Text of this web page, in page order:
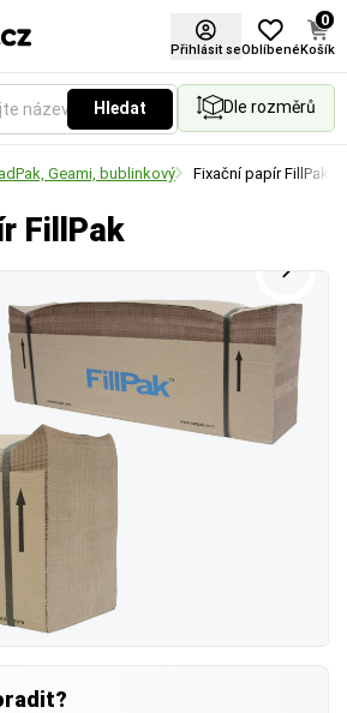
Přihlásit seOblíbené
0
Košík
Hledat Dle rozměrů
Geami, bublinkový Fixační papír FillPak
FillPak
podle požadované pevnosti,